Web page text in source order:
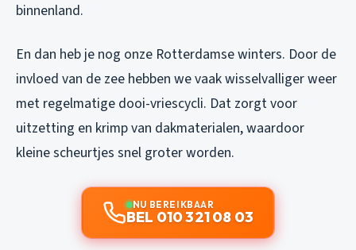
binnenland.
En dan heb je nog onze Rotterdamse winters. Door de
invloed van de zee hebben we vaak wisselvalliger weer
met regelmatige dooi-vriescycli. Dat zorgt voor
uitzetting en krimp van dakmaterialen, waardoor
kleine scheurtjes snel groter worden.
NU BEREIKBAAR
BEL 010 321 08 03